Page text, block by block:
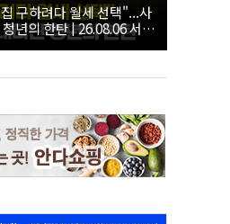
구하려다 월세 선택"...사
년의 한탄 | 26.08.06 서울